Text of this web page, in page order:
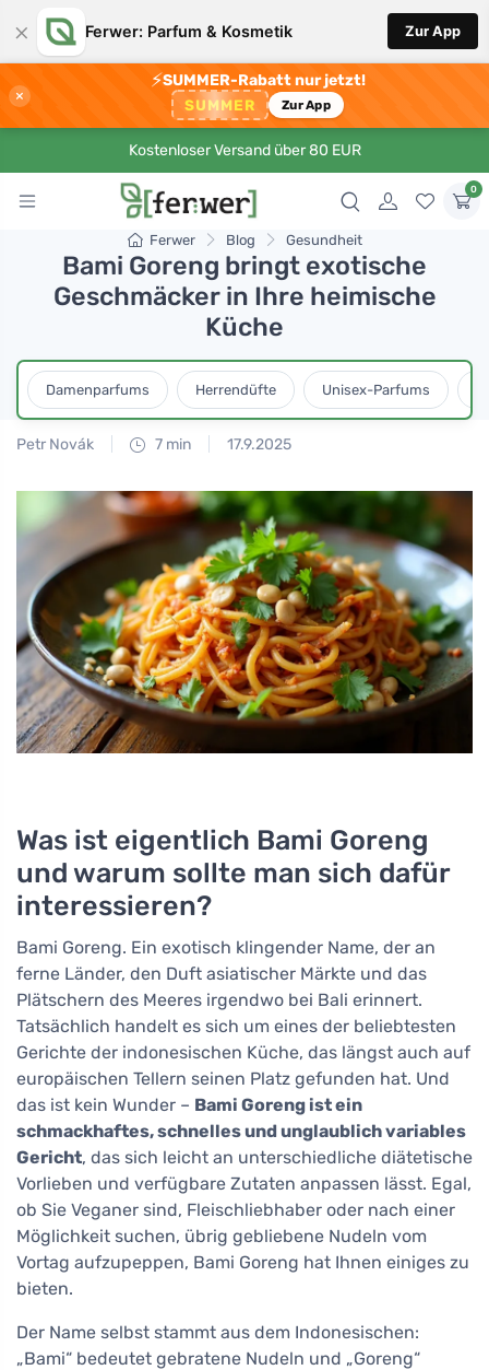
× Ferwer: Parfum & Kosmetik Zur App
×
⚡SUMMER-Rabatt nur jetzt!
SUMMER Zur App
Kostenloser Versand über 80 EUR
0
Ferwer Blog Gesundheit
Bami Goreng bringt exotische
Geschmäcker in Ihre heimische
Küche
Damenparfums Herrendüfte Unisex-Parfums
Petr Novák 7 min 17.9.2025
Was ist eigentlich Bami Goreng
und warum sollte man sich dafür
interessieren?
Bami Goreng. Ein exotisch klingender Name, der an
ferne Länder, den Duft asiatischer Märkte und das
Plätschern des Meeres irgendwo bei Bali erinnert.
Tatsächlich handelt es sich um eines der beliebtesten
Gerichte der indonesischen Küche, das längst auch auf
europäischen Tellern seinen Platz gefunden hat. Und
das ist kein Wunder – Bami Goreng ist ein
schmackhaftes, schnelles und unglaublich variables
Gericht, das sich leicht an unterschiedliche diätetische
Vorlieben und verfügbare Zutaten anpassen lässt. Egal,
ob Sie Veganer sind, Fleischliebhaber oder nach einer
Möglichkeit suchen, übrig gebliebene Nudeln vom
Vortag aufzupeppen, Bami Goreng hat Ihnen einiges zu
bieten.
Der Name selbst stammt aus dem Indonesischen:
„Bami“ bedeutet gebratene Nudeln und „Goreng“